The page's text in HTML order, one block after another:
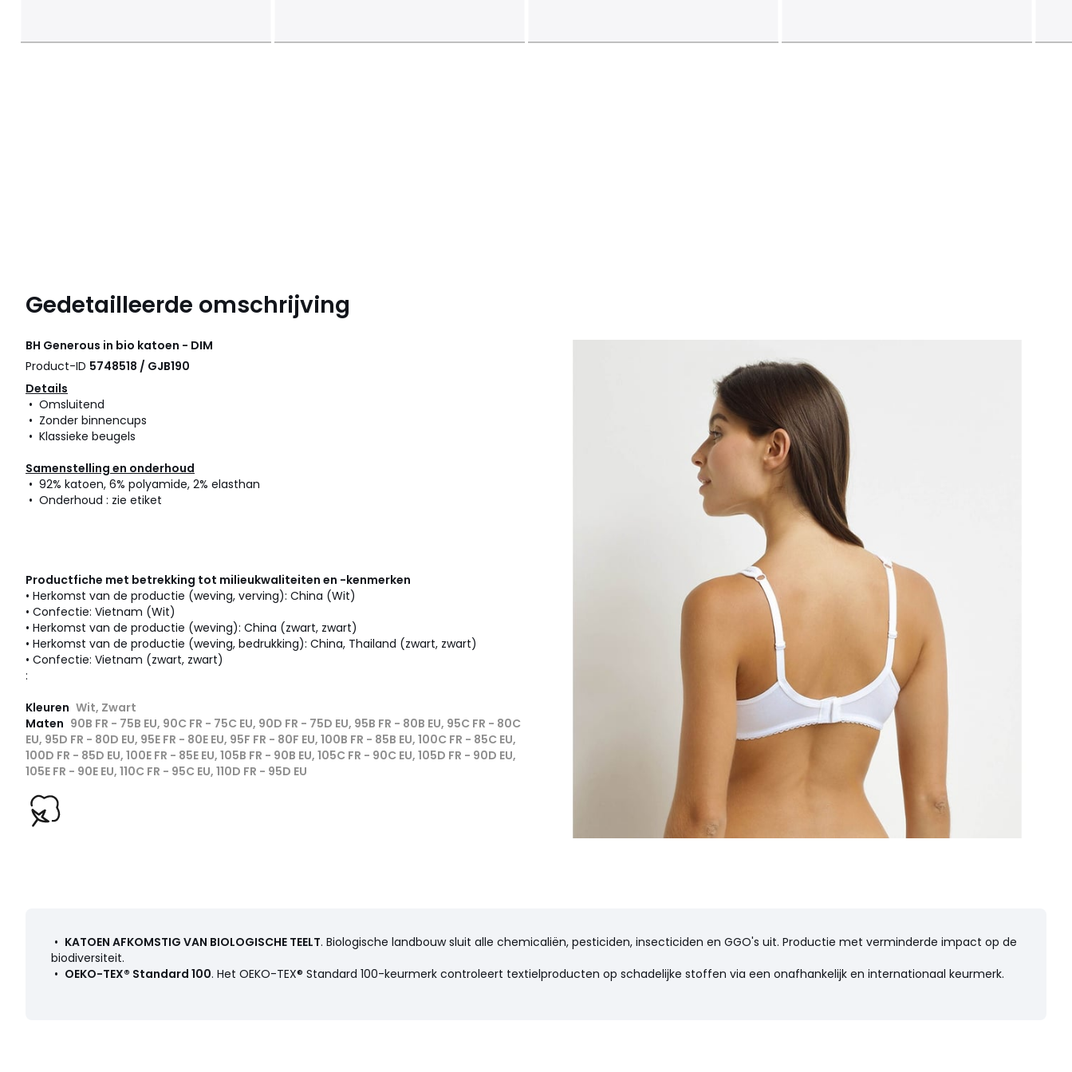
Gedetailleerde omschrijving
BH Generous in bio katoen - DIM
Product-ID 5748518 / GJB190
Details
• Omsluitend
• Zonder binnencups
• Klassieke beugels
Samenstelling en onderhoud
• 92% katoen, 6% polyamide, 2% elasthan
• Onderhoud : zie etiket
Productfiche met betrekking tot milieukwaliteiten en -kenmerken
• Herkomst van de productie (weving, verving): China (Wit)
• Confectie: Vietnam (Wit)
• Herkomst van de productie (weving): China (zwart, zwart)
• Herkomst van de productie (weving, bedrukking): China, Thailand (zwart, zwart)
• Confectie: Vietnam (zwart, zwart)
:
Kleuren Wit, Zwart
Maten 90B FR - 75B EU, 90C FR - 75C EU, 90D FR - 75D EU, 95B FR - 80B EU, 95C FR - 80C
EU, 95D FR - 80D EU, 95E FR - 80E EU, 95F FR - 80F EU, 100B FR - 85B EU, 100C FR - 85C EU,
100D FR - 85D EU, 100E FR - 85E EU, 105B FR - 90B EU, 105C FR - 90C EU, 105D FR - 90D EU,
105E FR - 90E EU, 110C FR - 95C EU, 110D FR - 95D EU
• KATOEN AFKOMSTIG VAN BIOLOGISCHE TEELT. Biologische landbouw sluit alle chemicaliën, pesticiden, insecticiden en GGO's uit. Productie met verminderde impact op de
biodiversiteit.
• OEKO-TEX® Standard 100. Het OEKO-TEX® Standard 100-keurmerk controleert textielproducten op schadelijke stoffen via een onafhankelijk en internationaal keurmerk.